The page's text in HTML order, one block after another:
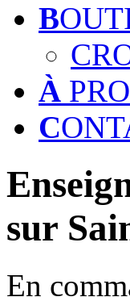
B
À
C
sur
En